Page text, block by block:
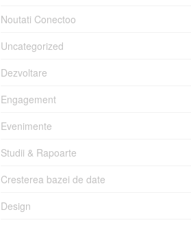
Noutati Conectoo
Uncategorized
Dezvoltare
Engagement
Evenimente
Studii & Rapoarte
Cresterea bazei de date
Design